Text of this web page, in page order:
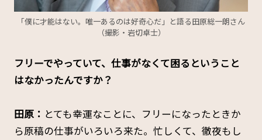
「僕に才能はない。唯一あるのは好奇心だ」と語る田原総一朗さん
（撮影・岩切卓士）
――フリーでやっていて、仕事がなくて困るということ
はなかったんですか？
田原： とても幸運なことに、フリーになったときか
ら原稿の仕事がいろいろ来た。忙しくて、徹夜もし